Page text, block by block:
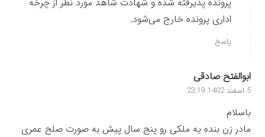
اداری پرونده خارج می‌شود.
پاسخ
ابوالفتح صادقی
5 اسفند 1402 23:19
باسلام
مادر زن بنده یه ملکی رو پنج سال پیش به صورت صلح عمری